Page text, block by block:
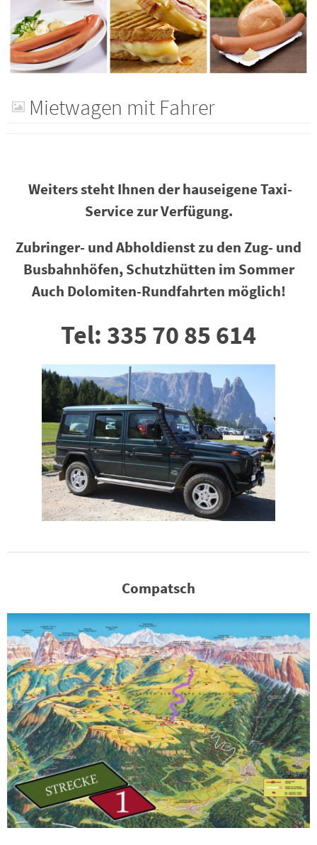
Mietwagen mit Fahrer
Weiters steht Ihnen der hauseigene Taxi-
Service zur Verfügung.
Zubringer- und Abholdienst zu den Zug- und
Busbahnhöfen, Schutzhütten im Sommer
Auch Dolomiten-Rundfahrten möglich!
Tel: 335 70 85 614
Compatsch